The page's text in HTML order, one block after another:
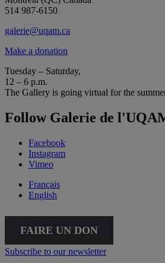
514 987-6150
galerie@uqam.ca
Make a donation
Tuesday – Saturday,
12 – 6 p.m.
The Gallery is going virtual for the
Follow Galerie de
Facebook
Instagram
Vimeo
Français
English
FAIRE UN DON
Subscribe to our newsletter